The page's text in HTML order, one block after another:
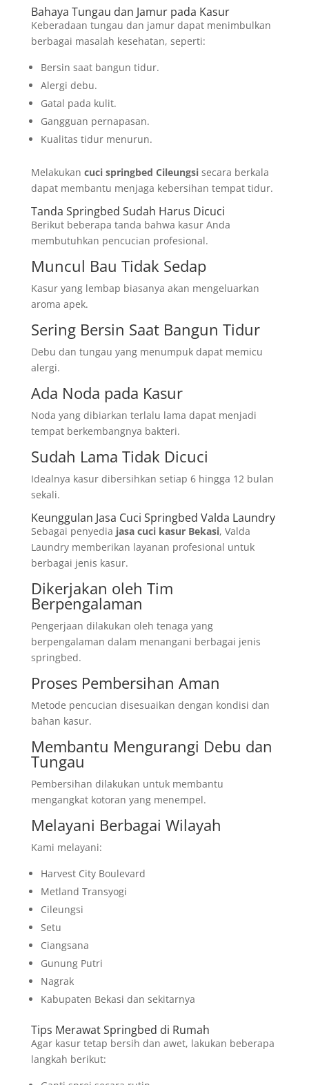
Bahaya Tungau dan Jamur pada Kasur
Keberadaan tungau dan jamur dapat menimbulkan
berbagai masalah kesehatan, seperti:
Bersin saat bangun tidur.
Alergi debu.
Gatal pada kulit.
Gangguan pernapasan.
Kualitas tidur menurun.
Melakukan cuci springbed Cileungsisecara berkala
dapat membantu menjaga kebersihan tempat tidur.
Tanda Springbed Sudah Harus Dicuci
Berikut beberapa tanda bahwa kasur Anda
membutuhkan pencucian profesional.
Muncul Bau Tidak Sedap
Kasur yang lembap biasanya akan mengeluarkan
aroma apek.
Sering Bersin Saat Bangun Tidur
Debu dan tungau yang menumpuk dapat memicu
alergi.
Ada Noda pada Kasur
Noda yang dibiarkan terlalu lama dapat menjadi
tempat berkembangnya bakteri.
Sudah Lama Tidak Dicuci
Idealnya kasur dibersihkan setiap 6 hingga 12 bulan
sekali.
Keunggulan Jasa Cuci Springbed Valda Laundry
Sebagai penyedia jasa cuci kasur Bekasi, Valda
Laundry memberikan layanan profesional untuk
berbagai jenis kasur.
Dikerjakan oleh Tim
Berpengalaman
Pengerjaan dilakukan oleh tenaga yang
berpengalaman dalam menangani berbagai jenis
springbed.
Proses Pembersihan Aman
Metode pencucian disesuaikan dengan kondisi dan
bahan kasur.
Membantu Mengurangi Debu dan
Tungau
Pembersihan dilakukan untuk membantu
mengangkat kotoran yang menempel.
Melayani Berbagai Wilayah
Kami melayani:
Harvest City Boulevard
Metland Transyogi
Cileungsi
Setu
Ciangsana
Gunung Putri
Nagrak
Kabupaten Bekasi dan sekitarnya
Tips Merawat Springbed di Rumah
Agar kasur tetap bersih dan awet, lakukan beberapa
langkah berikut: